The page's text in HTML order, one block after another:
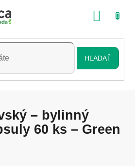
HĽADAŤ
– bylinný
60 ks – Green